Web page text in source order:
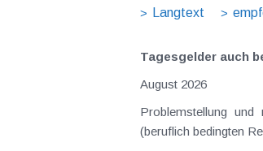
Langtext
Tagesgelder auch
August 2026
Problemstellung und
(beruflich bedingten